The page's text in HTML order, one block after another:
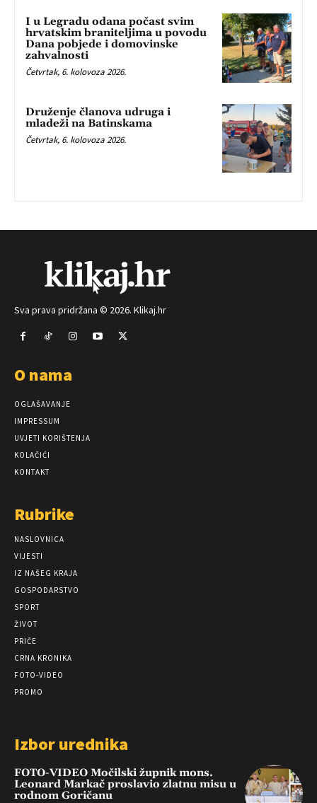
I u Legradu odana počast svim
hrvatskim braniteljima u povodu
Dana pobjede i domovinske
zahvalnosti
Četvrtak, 6. kolovoza 2026.
Druženje članova udruga i
mladeži na Batinskama
Četvrtak, 6. kolovoza 2026.
Sva prava pridržana © 2026. Klikaj.hr
O nama
OGLAŠAVANJE
IMPRESSUM
UVJETI KORIŠTENJA
KOLAČIĆI
KONTAKT
Rubrike
NASLOVNICA
VIJESTI
IZ NAŠEG KRAJA
GOSPODARSTVO
SPORT
ŽIVOT
PRIČE
CRNA KRONIKA
FOTO-VIDEO
PROMO
Izbor urednika
FOTO-VIDEO Močilski župnik mons.
Leonard Markač proslavio zlatnu misu u
rodnom Goričanu